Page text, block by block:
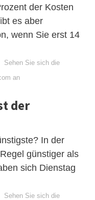
der Kosten
es aber
wenn Sie erst 14
Sehen Sie sich die
an
der
In der
günstiger als
sich Dienstag
Sehen Sie sich die